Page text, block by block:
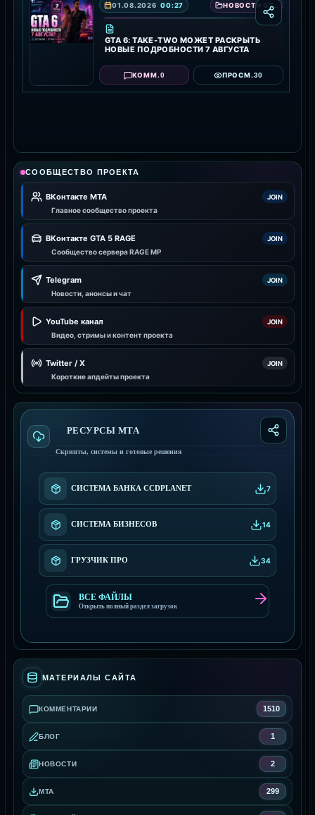
01.08.2026 00:27 НОВОСТИ GTA 6 — ДАТА ВЫХОДА, ТРЕЙЛЕРЫ И ПОДРОБНОСТИ ИГРЫ
GTA 6: TAKE-TWO МОЖЕТ РАСКРЫТЬ
НОВЫЕ ПОДРОБНОСТИ 7 АВГУСТА
КОММ.0 ПРОСМ.30
СООБЩЕСТВО ПРОЕКТА
ВКонтакте MTA JOIN
Главное сообщество проекта
ВКонтакте GTA 5 RAGE JOIN
Сообщество сервера RAGE MP
Telegram JOIN
Новости, анонсы и чат
YouTube канал JOIN
Видео, стримы и контент проекта
Twitter / X JOIN
Короткие апдейты проекта
РЕСУРСЫ МТА
Скрипты, системы и готовые решения
СИСТЕМА БАНКА CCDPLANET 7
СИСТЕМА БИЗНЕСОВ 14
ГРУЗЧИК ПРО 34
ВСЕ ФАЙЛЫ
Открыть полный раздел загрузок
МАТЕРИАЛЫ САЙТА
КОММЕНТАРИИ 1510
БЛОГ 1
НОВОСТИ 2
MTA 299